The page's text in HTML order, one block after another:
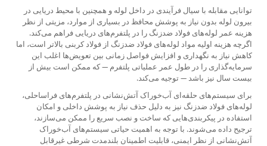
توانایی مقابله با سیال فرآیندی در داخل لوله و همچنین با محیط دریایی در
بیرون لوله بدون نیاز به پوشش محافظ در بسیاری از موارد، مزیتی از نظر
هزینه عمر لوله‌های فولاد ضدزنگ را در پلتفرم‌های دریایی فراهم می‌کند.
اگرچه هزینه اولیه مواد لوله‌های فولاد ضدزنگ از فولاد کربنی بالاتر است، اما
کاهش نیاز به نگهداری و افزایش فواصل زمانی بین تعویض‌ها اغلب این
سرمایه‌گذاری را در طول عمر عملیاتی پلتفرم — که ممکن است بیش از
بیست سال نیز باشد — توجیه می‌کند.
برای سیستم‌های حلقه‌ای آب‌خوراک آتش‌نشانی در پلتفرم‌های فراساحلی،
لوله‌های فولاد ضدزنگ نیز به دلیل حذف نیاز به پوشش داخلی و امکان
استفاده در پیکربندی‌هایی که ساخت و نصب سریع را ممکن می‌سازند،
ترجیح داده می‌شوند. با توجه به اهمیت حیاتی سیستم‌های آب‌خوراک
آتش‌نشانی از نظر ایمنی، قابلیت اطمینان بلندمدت شرطی غیرقابل